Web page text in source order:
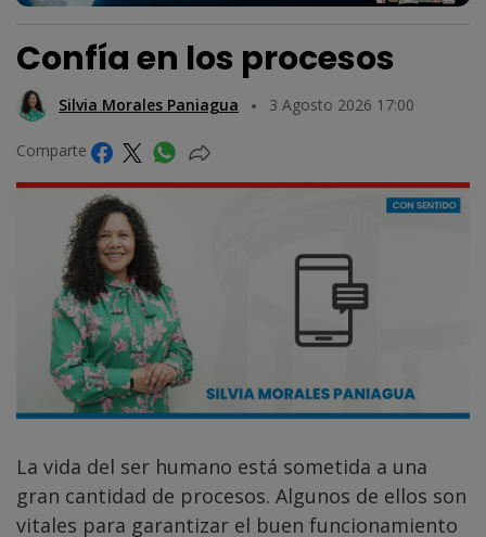
Confía en los procesos
Silvia Morales Paniagua 3 Agosto 2026 17:00
Comparte
La vida del ser humano está sometida a una
gran cantidad de procesos. Algunos de ellos son
vitales para garantizar el buen funcionamiento